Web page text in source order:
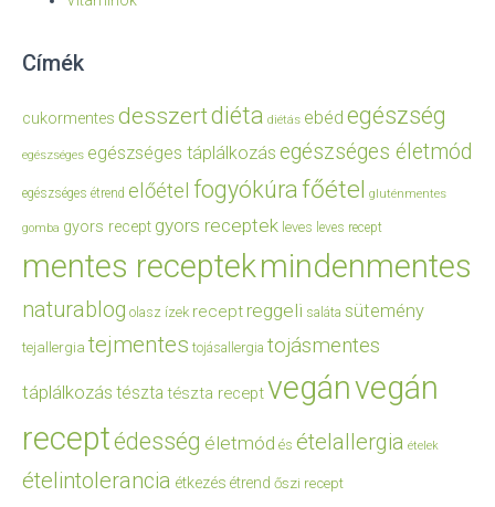
Címék
cukormentes desszertdiéta diétás ebéd egészség
egészséges egészséges táplálkozás egészséges életmód
egészséges étrend előétel fogyókúrafőétel gluténmentes
gomba gyors recept gyors receptek leves leves recept
mentes receptekmindenmentes
naturablog olasz ízek recept reggeli saláta sütemény
tejallergia tejmentes tojásallergia tojásmentes
táplálkozás tészta tészta receptvegánvegán
receptédesség életmód és ételallergia ételek
ételintolerancia étkezés étrend őszi recept